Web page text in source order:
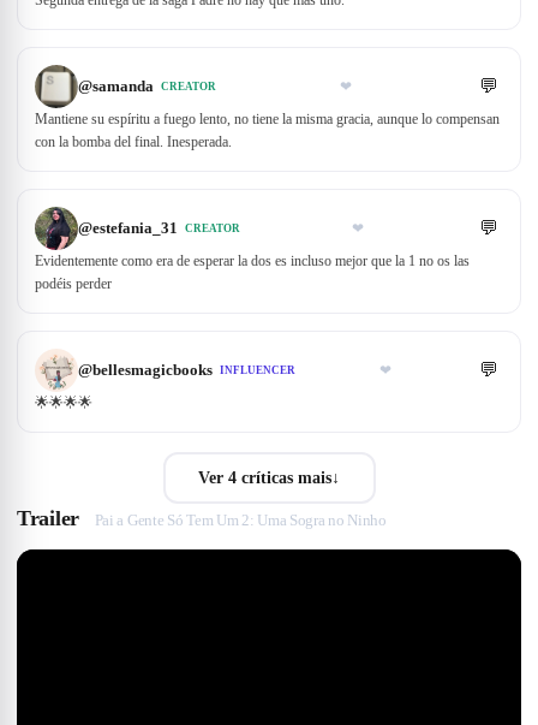
@samanda CREATOR ❤ 💬
Mantiene su espíritu a fuego lento, no tiene la misma gracia, aunque lo compensan
con la bomba del final. Inesperada.
@estefania_31 CREATOR ❤ 💬
Evidentemente como era de esperar la dos es incluso mejor que la 1 no os las
podéis perder
@bellesmagicbooks INFLUENCER ❤ 💬
🌟🌟🌟🌟
Ver 4 críticas mais↓
Trailer Pai a Gente Só Tem Um 2: Uma Sogra no Ninho